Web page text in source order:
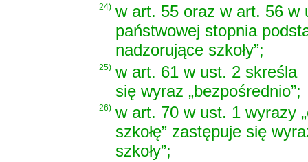
24) w art. 55 oraz w art. 56 w
państwowej stopnia
nadzorujące szkoły”;
25) w art. 61 w ust. 2 skreśla
się wyraz „bezpośrednio”;
26) w art. 70 w ust. 1 wyrazy
szkołę” zastępuje się
szkoły”;